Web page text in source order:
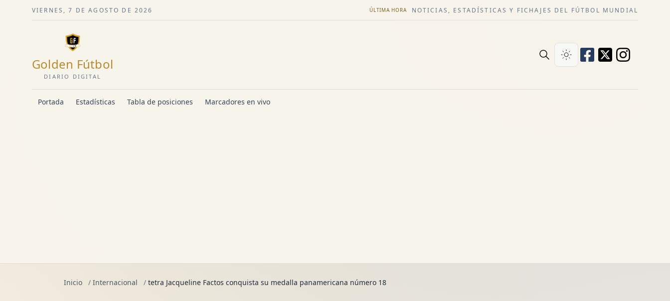
VIERNES, 7 DE AGOSTO DE 2026 ÚLTIMA HORA NOTICIAS, ESTADÍSTICAS Y FICHAJES DEL FÚTBOL MUNDIAL
Golden Fútbol
DIARIO DIGITAL
Portada Estadísticas Tabla de posiciones Marcadores en vivo
Inicio / Internacional / tetra Jacqueline Factos conquista su medalla panamericana número 18